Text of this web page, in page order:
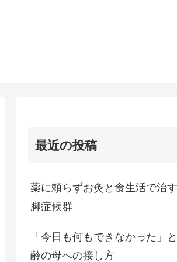
最近の投稿
薬に頼らずお灸と食生活で治
脚症候群
「今日も何もできなかった」
齢の母への接し方